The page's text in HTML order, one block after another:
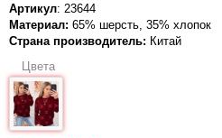
Артикул: 23644
Материал: 65% шерсть, 35% хлопок
Страна производитель: Китай
Цвета